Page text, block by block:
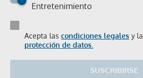
Entretenimiento
Acepta las condiciones legales y la
protección de datos.
SUSCRIBIRSE